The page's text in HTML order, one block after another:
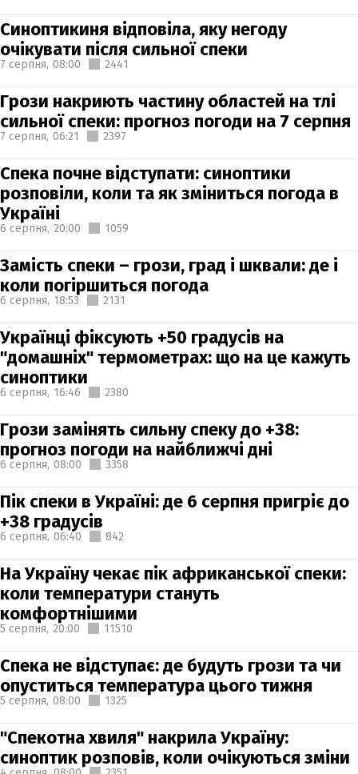
Синоптикиня відповіла, яку негоду
очікувати після сильної спеки
7 серпня, 08:00 2441
Грози накриють частину областей на тлі
сильної спеки: прогноз погоди на 7 серпня
7 серпня, 06:21 2397
Спека почне відступати: синоптики
розповіли, коли та як зміниться погода в
Україні
6 серпня, 20:00 1059
Замість спеки – грози, град і шквали: де і
коли погіршиться погода
6 серпня, 18:53 2131
Українці фіксують +50 градусів на
"домашніх" термометрах: що на це кажуть
синоптики
6 серпня, 16:46 2380
Грози замінять сильну спеку до +38:
прогноз погоди на найближчі дні
6 серпня, 08:00 3358
Пік спеки в Україні: де 6 серпня пригріє до
+38 градусів
6 серпня, 06:40 842
На Україну чекає пік африканської спеки:
коли температури стануть
комфортнішими
5 серпня, 20:00 11510
Спека не відступає: де будуть грози та чи
опуститься температура цього тижня
5 серпня, 08:00 1325
"Спекотна хвиля" накрила Україну:
синоптик розповів, коли очікуються зміни